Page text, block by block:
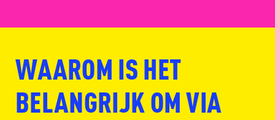
www.fansale.nl
WAAROM IS HET
BELANGRIJK OM VIA